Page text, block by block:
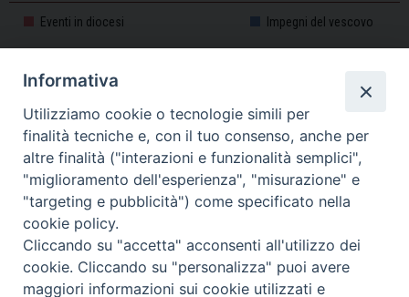
Eventi in diocesi Impegni del vescovo
CALENDARIO PASTORALE 2025-2026
Informativa
Utilizziamo cookie o tecnologie simili per
finalità tecniche e, con il tuo consenso, anche per
altre finalità ("interazioni e funzionalità semplici",
"miglioramento dell'esperienza", "misurazione" e
"targeting e pubblicità") come specificato nella
cookie policy.
Cliccando su "accetta" acconsenti all'utilizzo dei
cookie. Cliccando su "personalizza" puoi avere
maggiori informazioni sui cookie utilizzati e